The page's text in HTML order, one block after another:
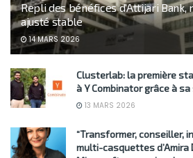
Repli des bénéfices d’Attijari Bank,
ajusté stable
14 MARS 2026
Clusterlab: la première
à Y Combinator grâce à
13 MARS 2026
“Transformer, conseiller,
multi-casquettes d’Amira